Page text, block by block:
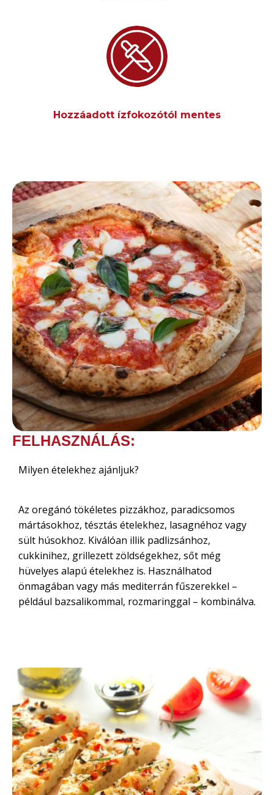
Hozzáadott ízfokozótól mentes
FELHASZNÁLÁS:
Milyen ételekhez ajánljuk?
Az oregánó tökéletes pizzákhoz, paradicsomos
mártásokhoz, tésztás ételekhez, lasagnéhoz vagy
sült húsokhoz. Kiválóan illik padlizsánhoz,
cukkinihez, grillezett zöldségekhez, sőt még
hüvelyes alapú ételekhez is. Használhatod
önmagában vagy más mediterrán fűszerekkel –
például bazsalikommal, rozmaringgal – kombinálva.